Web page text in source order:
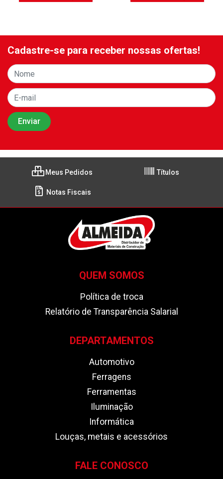
Cadastre-se para receber nossas ofertas!
Meus Pedidos Títulos
Notas Fiscais
QUEM SOMOS
Política de troca
Relatório de Transparência Salarial
DEPARTAMENTOS
Automotivo
Ferragens
Ferramentas
Iluminação
Informática
Louças, metais e acessórios
FALE CONOSCO